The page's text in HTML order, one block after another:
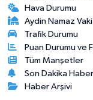
Hava Durumu
Aydin Namaz
Trafik Durumu
Puan Durumu ve
Tüm Manşetler
Son Dakika
Haber Arşivi